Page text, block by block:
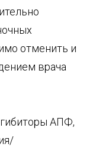
отменить и
врача
АПФ,